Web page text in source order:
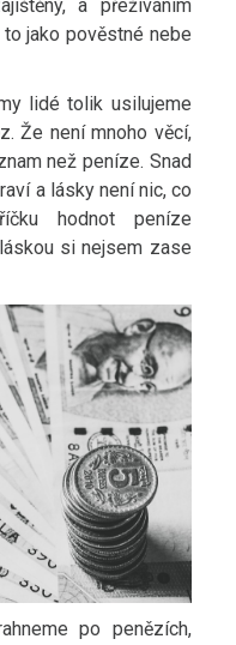
a přežíváním
jako pověstné nebe
lidé tolik usilujeme
Že není mnoho věcí,
než peníze. Snad
a lásky není nic, co
hodnot peníze
si nejsem zase
po penězích,